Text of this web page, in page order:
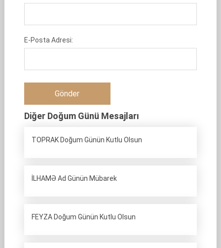
E-Posta Adresi:
Diğer Doğum Günü Mesajları
TOPRAK Doğum Günün Kutlu Olsun
İLHAMƏ Ad Günün Mübarek
FEYZA Doğum Günün Kutlu Olsun